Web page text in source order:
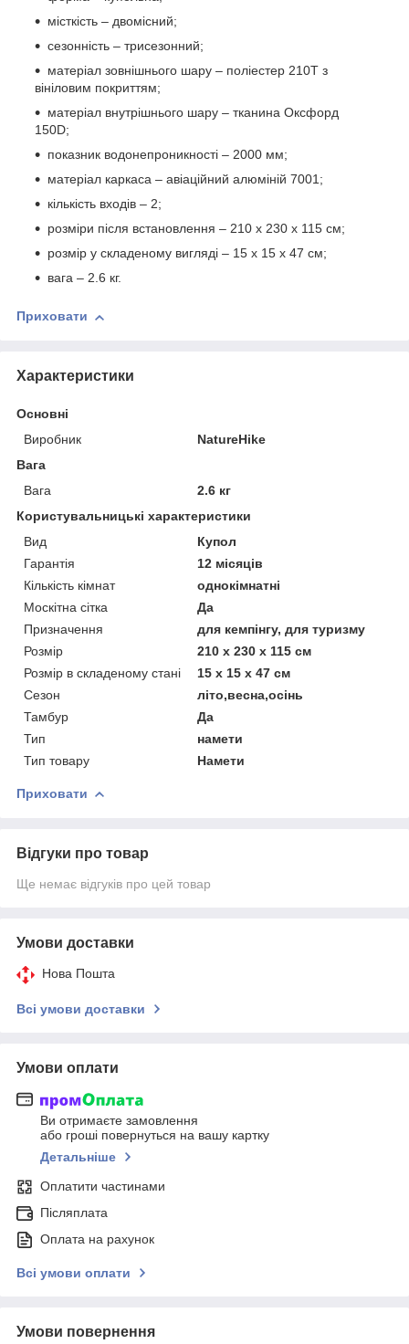
місткість – двомісний;
сезонність – трисезонний;
матеріал зовнішнього шару – поліестер 210Т з
вініловим покриттям;
матеріал внутрішнього шару – тканина Оксфорд
150D;
показник водонепроникності – 2000 мм;
матеріал каркаса – авіаційний алюміній 7001;
кількість входів – 2;
розміри після встановлення – 210 x 230 x 115 см;
розмір у складеному вигляді – 15 x 15 x 47 см;
вага – 2.6 кг.
Приховати
Характеристики
Основні
Виробник
NatureHike
Вага
Вага
2.6 кг
Користувальницькі характеристики
Вид
Купол
Гарантія
12 місяців
Кількість кімнат
однокімнатні
Москітна сітка
Да
Призначення
для кемпінгу, для туризму
Розмір
210 x 230 x 115 см
Розмір в складеному стані
15 x 15 x 47 см
Сезон
літо,весна,осінь
Тамбур
Да
Тип
намети
Тип товару
Намети
Приховати
Відгуки про товар
Ще немає відгуків про цей товар
Умови доставки
Нова Пошта
Всі умови доставки
Умови оплати
Ви отримаєте замовлення
або гроші повернуться на вашу картку
Детальніше
Оплатити частинами
Післяплата
Оплата на рахунок
Всі умови оплати
Умови повернення